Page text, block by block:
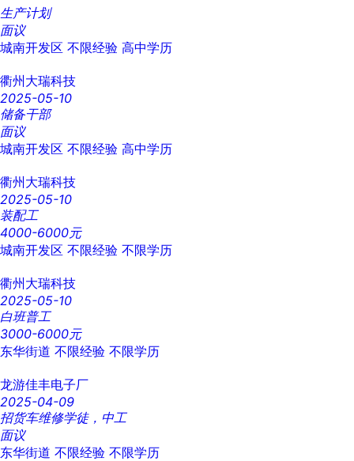
生产计划
面议
城南开发区 不限经验 高中学历
衢州大瑞科技
2025-05-10
储备干部
面议
城南开发区 不限经验 高中学历
衢州大瑞科技
2025-05-10
装配工
4000-6000元
城南开发区 不限经验 不限学历
衢州大瑞科技
2025-05-10
白班普工
3000-6000元
东华街道 不限经验 不限学历
龙游佳丰电子厂
2025-04-09
招货车维修学徒，中工
面议
东华街道 不限经验 不限学历